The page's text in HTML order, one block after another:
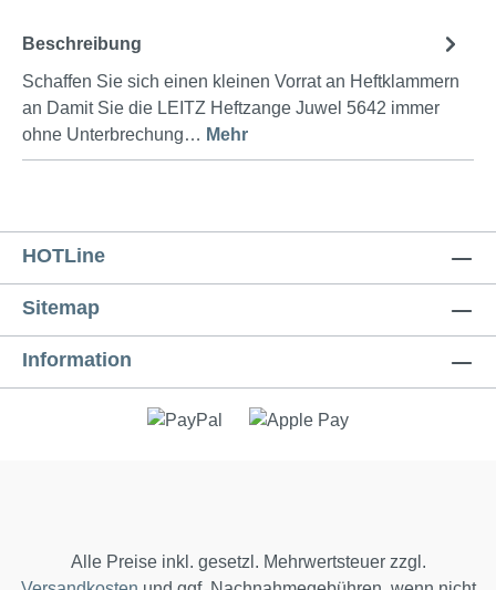
Beschreibung
Schaffen Sie sich einen kleinen Vorrat an Heftklammern
an Damit Sie die LEITZ Heftzange Juwel 5642 immer
ohne Unterbrechung… Mehr
HOTLine
Sitemap
Information
Alle Preise inkl. gesetzl. Mehrwertsteuer zzgl.